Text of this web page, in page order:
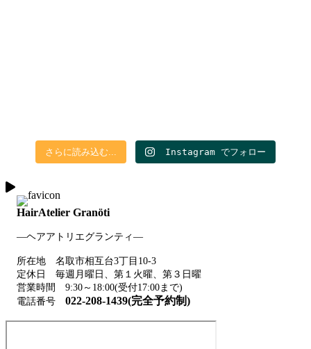
さらに読み込む... Instagram でフォロー
HairAtelier Granöti
―ヘアアトリエグランティ―
所在地 名取市相互台3丁目10-3
定休日 毎週月曜日、第１火曜、第３日曜
営業時間 9:30～18:00(受付17:00まで)
電話番号 022-208-1439(完全予約制)